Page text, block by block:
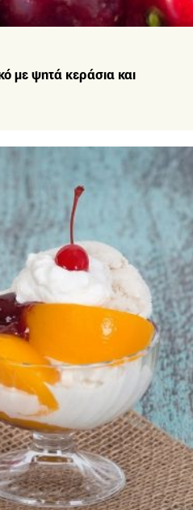
με ψητά κεράσια και